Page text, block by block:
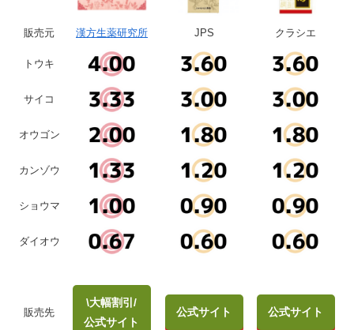
販売元 漢方生薬研究所 JPS クラシエ
トウキ
サイコ
オウゴン
カンゾウ
ショウマ
ダイオウ
販売先
\大幅割引/
公式サイト
公式サイト 公式サイト